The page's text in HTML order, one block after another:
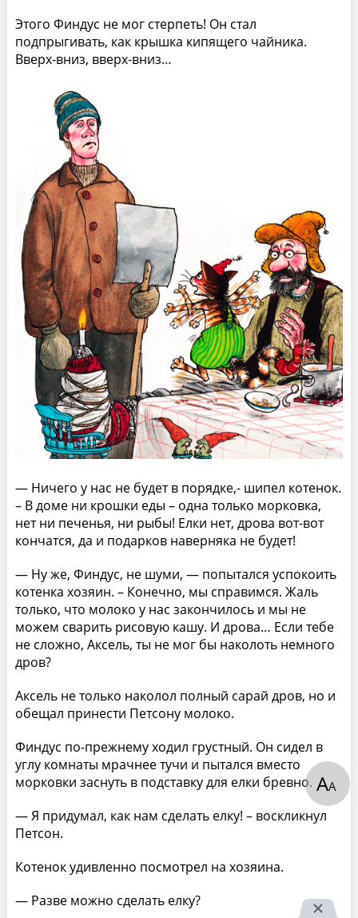
Этого Финдус не мог стерпеть! Он стал
подпрыгивать, как крышка кипящего чайника.
Вверх-вниз, вверх-вниз…
— Ничего у нас не будет в порядке,- шипел котенок.
– В доме ни крошки еды – одна только морковка,
нет ни печенья, ни рыбы! Елки нет, дрова вот-вот
кончатся, да и подарков наверняка не будет!
— Ну же, Финдус, не шуми, — попытался успокоить
котенка хозяин. – Конечно, мы справимся. Жаль
только, что молоко у нас закончилось и мы не
можем сварить рисовую кашу. И дрова… Если тебе
не сложно, Аксель, ты не мог бы наколоть немного
дров?
Аксель не только наколол полный сарай дров, но и
обещал принести Петсону молоко.
Финдус по-прежнему ходил грустный. Он сидел в
углу комнаты мрачнее тучи и пытался вместо
морковки заснуть в подставку для елки бревно.
— Я придумал, как нам сделать елку! – воскликнул
Петсон.
Котенок удивленно посмотрел на хозяина.
— Разве можно сделать елку?
АА